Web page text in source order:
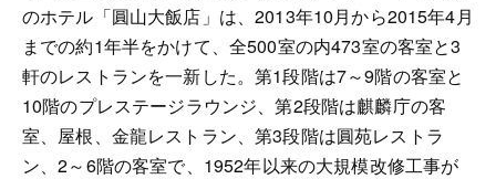
のホテル「圓山大飯店」は、2013年10月から2015年4月
までの約1年半をかけて、全500室の内473室の客室と3
軒のレストランを一新した。第1段階は7～9階の客室と
10階のプレステージラウンジ、第2段階は麒麟庁の客
室、屋根、金龍レストラン、第3段階は圓苑レストラ
ン、2～6階の客室で、1952年以来の大規模改修工事が